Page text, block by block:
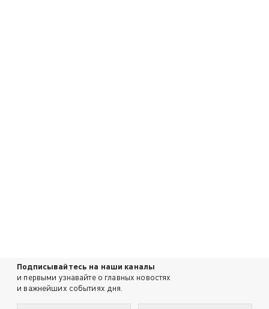
Подписывайтесь на наши каналы
и первыми узнавайте о главных новостях
и важнейших событиях дня.